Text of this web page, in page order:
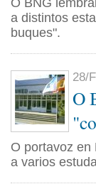
O BNG
a distintos
buques".
28/
O
O portavoz en
a varios